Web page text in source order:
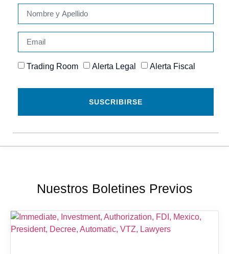
Trading Room Alerta Legal Alerta Fiscal
SUSCRIBIRSE
Nuestros Boletines Previos